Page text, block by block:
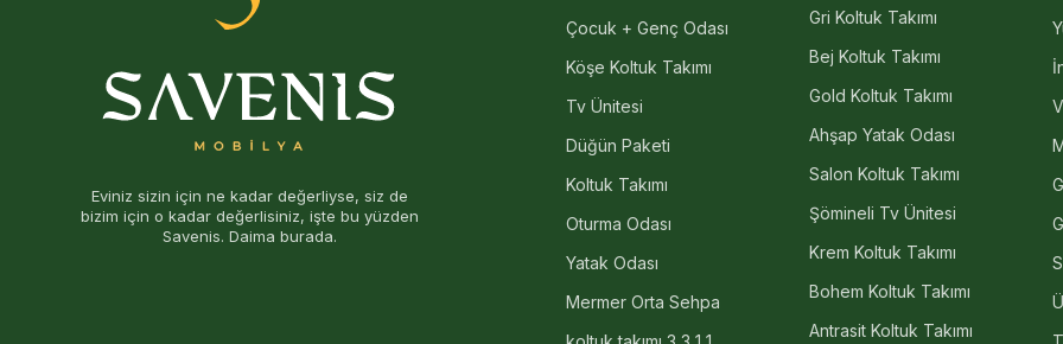
Eviniz sizin için ne kadar değerliyse, siz de
bizim için o kadar değerlisiniz, işte bu yüzden
Savenis. Daima burada.
Çocuk + Genç Odası
Köşe Koltuk Takımı
Tv Ünitesi
Düğün Paketi
Koltuk Takımı
Oturma Odası
Yatak Odası
Mermer Orta Sehpa
Gri Koltuk Takımı
Bej Koltuk Takımı
Gold Koltuk Takımı
Ahşap Yatak Odası
Salon Koltuk Takımı
Şömineli Tv Ünitesi
Krem Koltuk Takımı
Bohem Koltuk Takımı
Antrasit Koltuk Takımı